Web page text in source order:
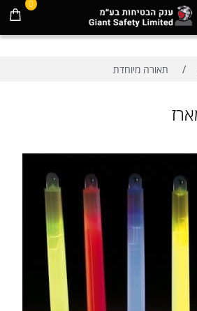
0
/ תאורה מיוחדת